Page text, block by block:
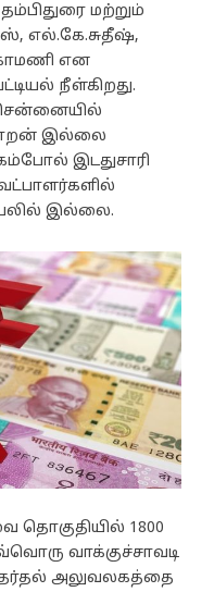
மற்றும்
எல்.கே.சுதீஷ்,
என
நீள்கிறது.
சென்னையில்
இல்லை
இடதுசாரி
இல்லை.
1800
வாக்குச்சாவடி
அலுவலகத்தை